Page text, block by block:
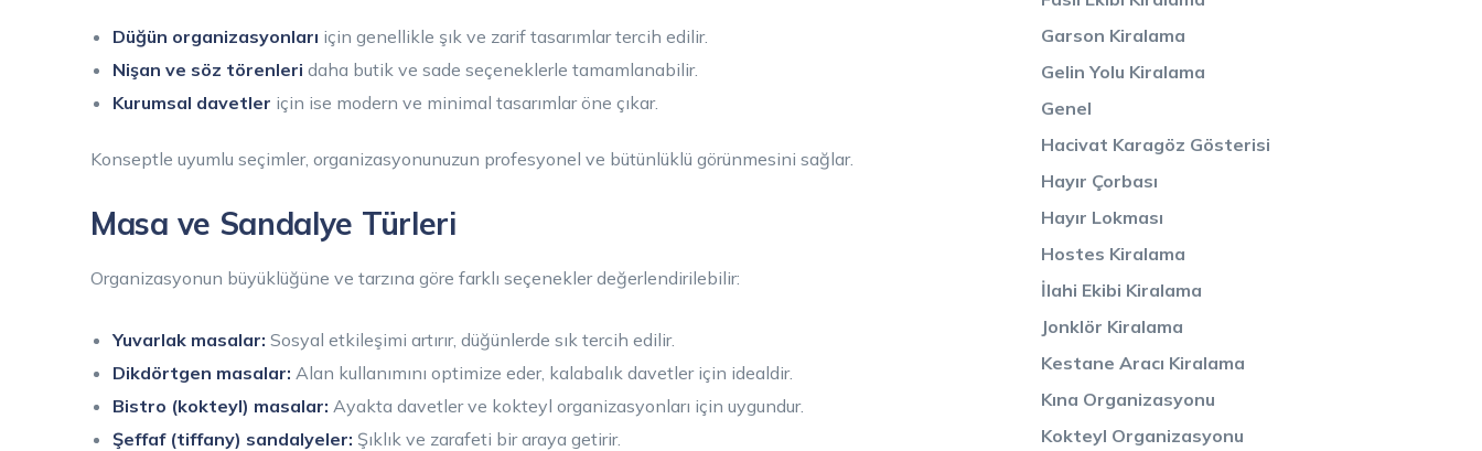
Düğün organizasyonları için genellikle şık ve zarif tasarımlar tercih edilir.
Nişan ve söz törenleri daha butik ve sade seçeneklerle tamamlanabilir.
Kurumsal davetler için ise modern ve minimal tasarımlar öne çıkar.
Konseptle uyumlu seçimler, organizasyonunuzun profesyonel ve bütünlüklü görünmesini sağlar.
Masa ve Sandalye Türleri
Organizasyonun büyüklüğüne ve tarzına göre farklı seçenekler değerlendirilebilir:
Yuvarlak masalar: Sosyal etkileşimi artırır, düğünlerde sık tercih edilir.
Dikdörtgen masalar: Alan kullanımını optimize eder, kalabalık davetler için idealdir.
Bistro (kokteyl) masalar: Ayakta davetler ve kokteyl organizasyonları için uygundur.
Şeffaf (tiffany) sandalyeler: Şıklık ve zarafeti bir araya getirir.
Garson Kiralama
Gelin Yolu Kiralama
Genel
Hacivat Karagöz Gösterisi
Hayır Çorbası
Hayır Lokması
Hostes Kiralama
İlahi Ekibi Kiralama
Jonklör Kiralama
Kestane Aracı Kiralama
Kına Organizasyonu
Kokteyl Organizasyonu